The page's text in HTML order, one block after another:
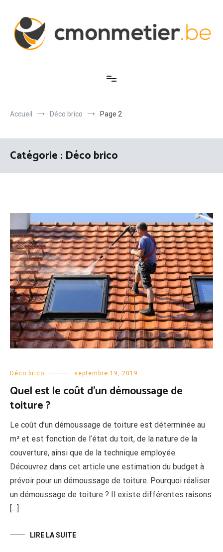
contenu
Accueil Déco brico Page 2
Catégorie : Déco brico
Déco brico septembre 19, 2019
Quel est le coût d’un démoussage de
toiture ?
Le coût d’un démoussage de toiture est déterminée au
m² et est fonction de l’état du toit, de la nature de la
couverture, ainsi que de la technique employée.
Découvrez dans cet article une estimation du budget à
prévoir pour un démoussage de toiture. Pourquoi réaliser
un démoussage de toiture ? Il existe différentes raisons
[…]
LIRE LA SUITE